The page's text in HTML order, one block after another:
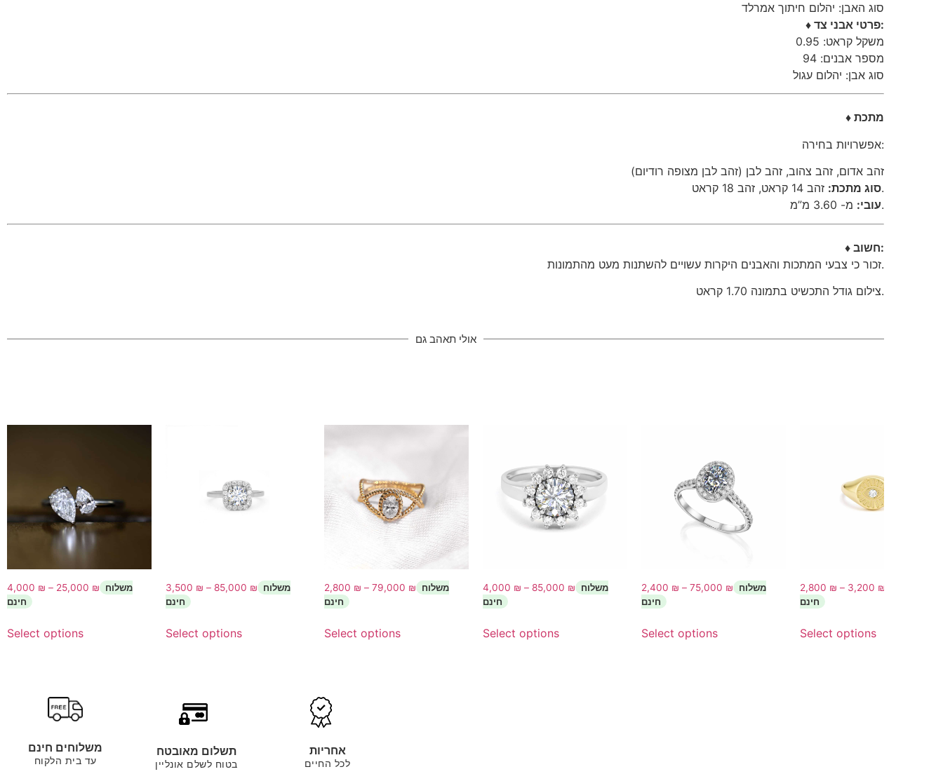
סוג האבן: יהלום חיתוך אמרלד
♦ פרטי אבני צד:
משקל קראט: 0.95
מספר אבנים: 94
סוג אבן: יהלום עגול
♦ מתכת
אפשרויות בחירה:
זהב אדום, זהב צהוב, זהב לבן (זהב לבן מצופה רודיום)
סוג מתכת:זהב 14 קראט, זהב 18 קראט.
עובי:מ- 3.60 מ”מ.
♦ חשוב:
זכור כי צבעי המתכות והאבנים היקרות עשויים להשתנות מעט מהתמונות.
צילום גודל התכשיט בתמונה 1.70 קראט.
אולי תאהב גם
4,000 ₪ – 25,000 ₪
Select options
3,500 ₪ – 85,000 ₪
Select options
2,800 ₪ – 79,000 ₪
Select options
4,000 ₪ – 85,000 ₪
Select options
2,400 ₪ – 75,000 ₪
Select options
2,800 ₪ – 3,200 ₪
Select options
משלוחים חינם
עד בית הלקוח
תשלום מאובטח
בטוח לשלם אונליין
אחריות
לכל החיים